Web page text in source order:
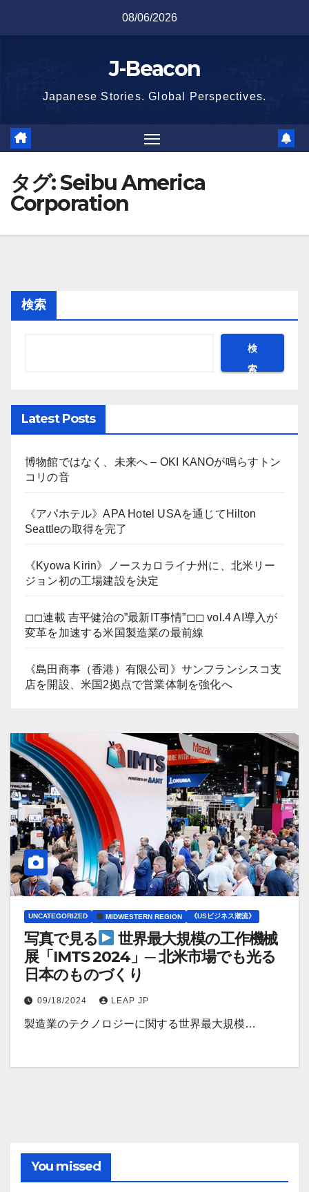
08/06/2026
J-Beacon
Japanese Stories. Global Perspectives.
タグ:Seibu America
Corporation
検索
検
索
Latest Posts
博物館ではなく、未来へ – OKI KANOが鳴らすトン
コリの音
《アパホテル》APA Hotel USAを通じてHilton
Seattleの取得を完了
《Kyowa Kirin》ノースカロライナ州に、北米リー
ジョン初の工場建設を決定
◻︎◻︎連載 吉平健治の”最新IT事情”◻︎◻︎ vol.4 AI導入が
変革を加速する米国製造業の最前線
《島田商事（香港）有限公司》サンフランシスコ支
店を開設、米国2拠点で営業体制を強化へ
UNCATEGORIZED MIDWESTERN REGION 《USビジネス潮流》
写真で見る
世界最大規模の工作機械
展「IMTS 2024」─ 北米市場でも光る
日本のものづくり
09/18/2024 LEAP JP
製造業のテクノロジーに関する世界最大規模…
You missed